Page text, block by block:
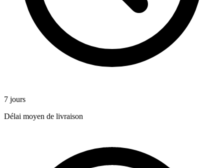
7 jours
Délai moyen de livraison